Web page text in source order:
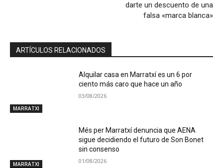
darte un descuento de una
falsa «marca blanca»
ARTÍCULOS RELACIONADOS
MARRATXI
Alquilar casa en Marratxí es un 6 por
ciento más caro que hace un año
03/08/2026
MARRATXI
Més per Marratxí denuncia que AENA
sigue decidiendo el futuro de Son Bonet
sin consenso
01/08/2026